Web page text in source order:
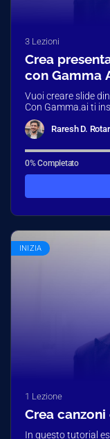
3 Lezioni
Crea
con Gamma
Vuoi creare slide
Con Gamma.ai ti
moderne e
Raresh D.
0% Completato
INIZIA
1 Lezione
Crea canzoni
In questo tutorial